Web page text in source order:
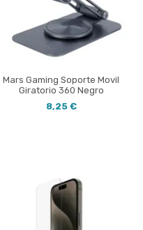
Mars Gaming Soporte Movil
Giratorio 360 Negro
8,25 €